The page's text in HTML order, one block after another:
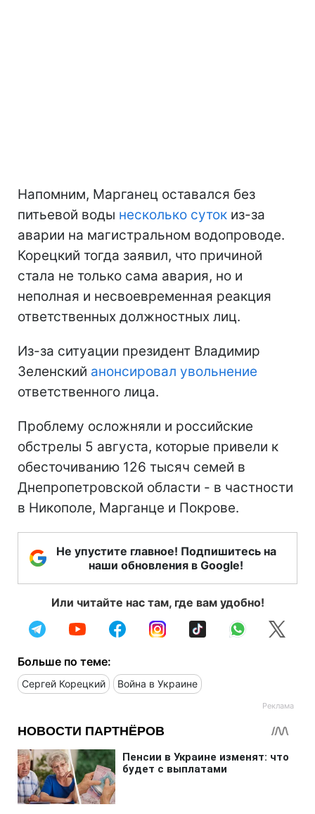
Напомним, Марганец оставался без
питьевой воды несколько суток из-за
аварии на магистральном водопроводе.
Корецкий тогда заявил, что причиной
стала не только сама авария, но и
неполная и несвоевременная реакция
ответственных должностных лиц.
Из-за ситуации президент Владимир
Зеленский анонсировал увольнение
ответственного лица.
Проблему осложняли и российские
обстрелы 5 августа, которые привели к
обесточиванию 126 тысяч семей в
Днепропетровской области - в частности
в Никополе, Марганце и Покрове.
Не упустите главное! Подпишитесь на
наши обновления в Google!
Или читайте нас там, где вам удобно!
Больше по теме:
Сергей Корецкий Война в Украине